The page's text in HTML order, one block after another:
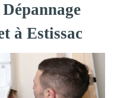
à Estissac